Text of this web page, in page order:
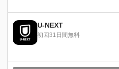
U-NEXT
初回31日間無料